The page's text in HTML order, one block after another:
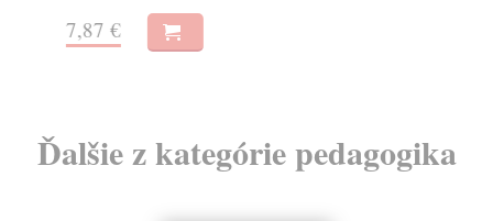
7,87 €
Ďalšie z kategórie pedagogika